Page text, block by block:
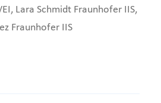
Lara Schmidt Fraunhofer IIS,
Fraunhofer IIS